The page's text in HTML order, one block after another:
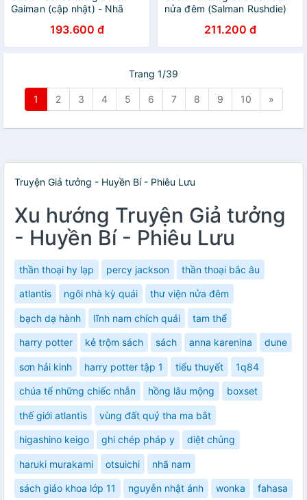
Gaiman (cập nhật) - Nhã
193.600 đ
nửa đêm (Salman Rushdie)
211.200 đ
Trang 1/39
1 2 3 4 5 6 7 8 9 10 »
Truyện Giả tưởng - Huyền Bí - Phiêu Lưu
Xu hướng Truyện Giả tưởng
- Huyền Bí - Phiêu Lưu
thần thoại hy lạp percy jackson thần thoại bắc âu
atlantis ngôi nhà kỳ quái thư viện nửa đêm
bạch dạ hành lĩnh nam chích quái tam thể
harry potter kẻ trộm sách sách anna karenina dune
sơn hải kinh harry potter tập 1 tiểu thuyết 1q84
chúa tể những chiếc nhẫn hồng lâu mộng boxset
thế giới atlantis vùng đất quỷ tha ma bắt
higashino keigo ghi chép pháp y diệt chủng
haruki murakami otsuichi nhã nam
sách giáo khoa lớp 11 nguyễn nhật ánh wonka fahasa